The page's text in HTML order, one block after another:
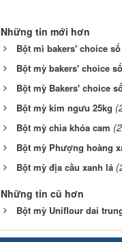
Những tin mới hơn
Bột mì bakers' choice số
Bột mỳ bakers' choice
Bột mỳ Bakers' choice
Bột mỳ kim ngưu 25kg
Bột mỳ chìa khóa cam
Bột mỳ Phượng hoàng
Bột mỳ địa cầu xanh lá
Những tin cũ hơn
Bột mỳ Uniflour dai